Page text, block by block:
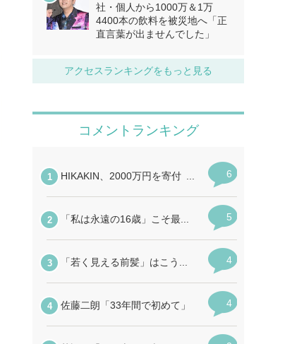
社・個人から1000万＆1万
4400本の飲料を被災地へ「正
直言葉が出ませんでした」
アクセスランキングをもっと見る